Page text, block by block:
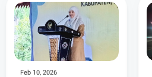
Feb 10, 2026